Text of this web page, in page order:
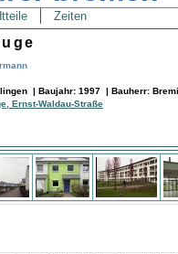
Zeiten
| Baujahr: 1997 | Bauherr:
Ernst-Waldau-Straße